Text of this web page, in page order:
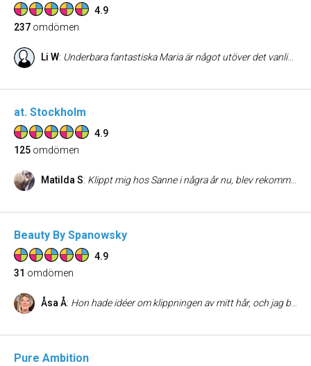
4.9
237 omdömen
Li W: Underbara fantastiska Maria är något utöver det vanliga, kundfokus och kundanpassat! Bästa resultatet, tipsar alltid vänner och familj att besöka henne. Boka! Du kommer inte att ångrar dig!
at. Stockholm
4.9
125 omdömen
Matilda S: Klippt mig hos Sanne i några år nu, blev rekommenderad av en familjevän. Har aldrig gått därifrån missnöjd, inte ens halvnöjd. Hon är fantastiskt duktig, lyhörd på mina önskemål men ger också gärna tips eftersom mina idéer inte alltid är helt realistiska :P Jag får massa komplimanger och känner mig fin. Finns inget att anmärka på! Hejja tjejerna på at.!
Beauty By Spanowsky
4.9
31 omdömen
Åsa Å: Hon hade idéer om klippningen av mitt hår, och jag blev jättenöjd med resultatet. Hon är mycket trevlig och professionell . Jag kommer att vara en trogen kund.
Pure Ambition